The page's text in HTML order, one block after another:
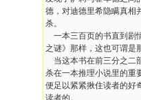
德，对迪德里希隐瞒真相
杀。
一本三百页的书直到剧
之谜》那样，这也可谓是
当这本书在前三分之二
杀在一本推理小说里的重
便足以紧紧揪住读者的好
读者的。